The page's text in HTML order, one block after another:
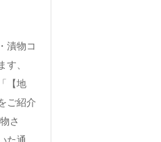
漬物コ
す、
【地
ご紹介
さ